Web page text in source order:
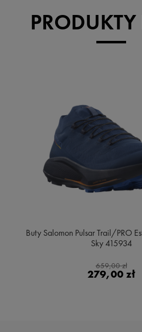
Buty Salomon Pulsar Trail/PRO
Sky 415934
659,00 zł
279,00 zł